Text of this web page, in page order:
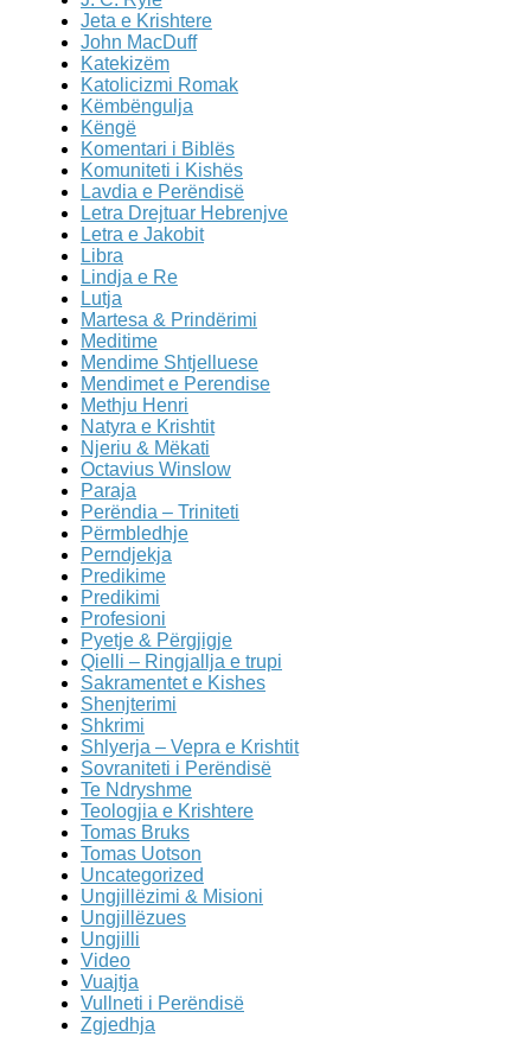
Jeta e Krishtere
John MacDuff
Katekizëm
Katolicizmi Romak
Këmbëngulja
Këngë
Komentari i Biblës
Komuniteti i Kishës
Lavdia e Perëndisë
Letra Drejtuar Hebrenjve
Letra e Jakobit
Libra
Lindja e Re
Lutja
Martesa & Prindërimi
Meditime
Mendime Shtjelluese
Mendimet e Perendise
Methju Henri
Natyra e Krishtit
Njeriu & Mëkati
Octavius Winslow
Paraja
Perëndia – Triniteti
Përmbledhje
Perndjekja
Predikime
Predikimi
Profesioni
Pyetje & Përgjigje
Qielli – Ringjallja e trupi
Sakramentet e Kishes
Shenjterimi
Shkrimi
Shlyerja – Vepra e Krishtit
Sovraniteti i Perëndisë
Te Ndryshme
Teologjia e Krishtere
Tomas Bruks
Tomas Uotson
Uncategorized
Ungjillëzimi & Misioni
Ungjillëzues
Ungjilli
Video
Vuajtja
Vullneti i Perëndisë
Zgjedhja